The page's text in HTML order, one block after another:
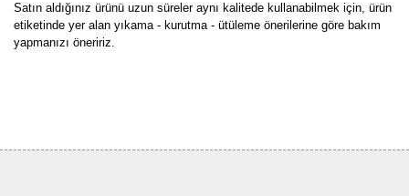
Satın aldığınız ürünü uzun süreler aynı kalitede kullanabilmek için, ürün
etiketinde yer alan yıkama - kurutma - ütüleme önerilerine göre bakım
yapmanızı öneririz.